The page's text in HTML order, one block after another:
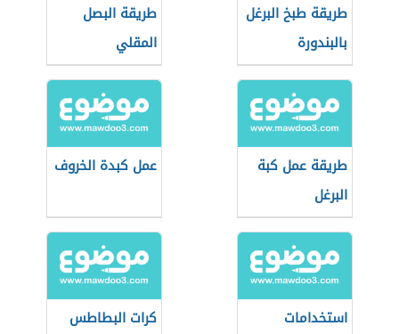
طريقة طبخ البرغل
بالبندورة
طريقة البصل
المقلي
طريقة عمل كبة
البرغل
عمل كبدة الخروف
استخدامات
كرات البطاطس